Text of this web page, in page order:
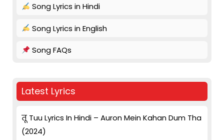
Song Lyrics in Hindi
Song Lyrics in English
Song FAQs
Latest Lyrics
तू Tuu Lyrics In Hindi – Auron Mein Kahan Dum Tha
(2024)